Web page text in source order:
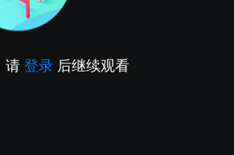
请 登录 后继续观看